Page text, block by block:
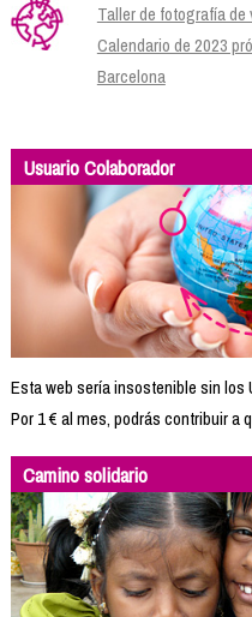
Taller de fotografía de
Calendario de 2023
Barcelona
Usuario Colaborador
Esta web sería insostenible sin los
Por 1 € al mes, podrás contribuir a
Camino solidario